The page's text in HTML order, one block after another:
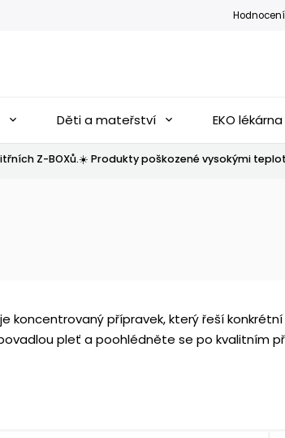
Děti a mateřství EKO lékárna
Z-BOXů.☀️ Produkty poškozené vysokými
koncentrovaný přípravek, který řeší
pleť a poohlédněte se po kvalitním